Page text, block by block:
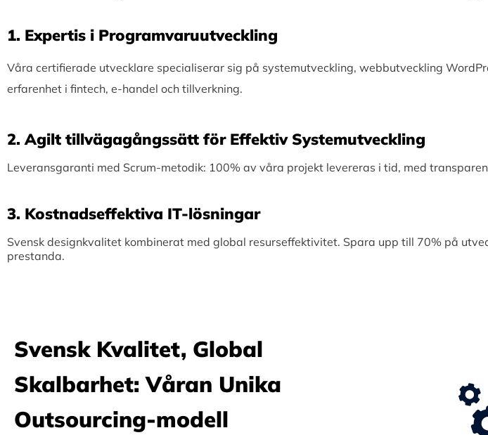
1.⁠ ⁠Expertis i Programvaruutveckling
Våra certifierade utvecklare specialiserar sig på systemutveckling, webbutveckling
erfarenhet i fintech, e-handel och tillverkning.
2.⁠ ⁠Agilt tillvägagångssätt för Effektiv Systemutveckling
Leveransgaranti med Scrum-metodik: 100% av våra projekt levereras i tid, med
3.⁠ ⁠Kostnadseffektiva IT-lösningar
Svensk designkvalitet kombinerat med global resurseffektivitet. Spara upp till 70% på
prestanda.
Svensk Kvalitet, Global
Skalbarhet: Våran Unika
Outsourcing-modell